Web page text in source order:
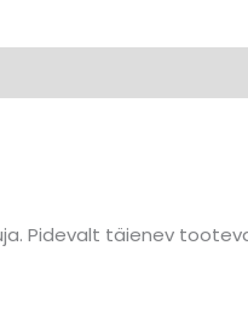
Pidevalt täienev